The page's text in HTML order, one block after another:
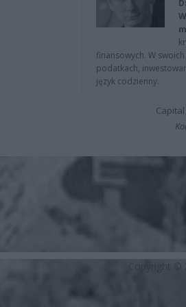
finansowych. W
podatkach,
język codzienny.
Copyright ©